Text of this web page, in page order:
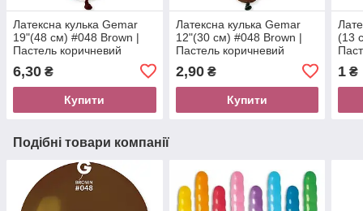
Латексна кулька Gemar
19"(48 см) #048 Brown |
Пастель коричневий
6,30 ₴
Купити
Латексна кулька Gemar
12"(30 см) #048 Brown |
Пастель коричневий
2,90₴
Купити
(13
1 ₴
Подібні товари компанії